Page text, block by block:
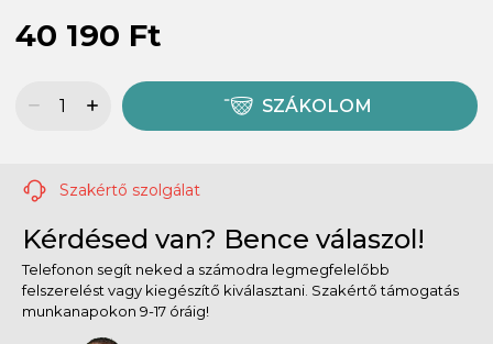
40 190 Ft
SZÁKOLOM
Szakértő szolgálat
Kérdésed van? Bence válaszol!
Telefonon segít neked a számodra legmegfelelőbb
felszerelést vagy kiegészítő kiválasztani. Szakértő támogatás
munkanapokon 9-17 óráig!